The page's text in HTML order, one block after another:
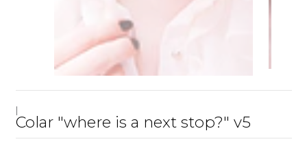
Colar "where is a next stop?" v5